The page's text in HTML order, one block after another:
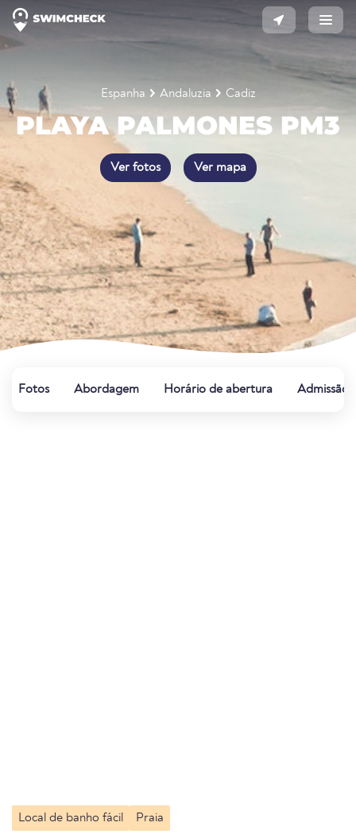
Espanha Andaluzia Cadiz
PLAYA PALMONES PM3
Ver fotos Ver mapa
Fotos Abordagem Horário de abertura Admissão
Local de banho fácil Praia